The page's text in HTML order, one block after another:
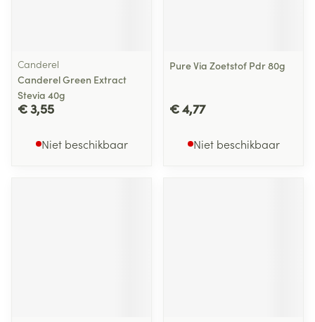
Canderel
Canderel Green Extract
Stevia 40g
€ 3,55
Niet beschikbaar
Pure Via Zoetstof Pdr 80g
€ 4,77
Niet beschikbaar